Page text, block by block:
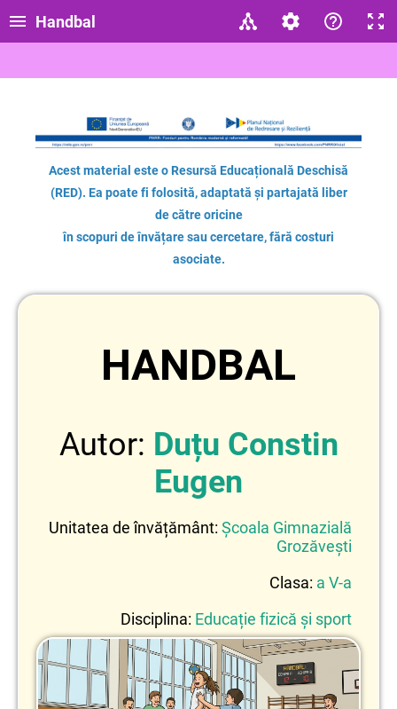
Handbal
Acest material este o Resursă Educațională Deschisă
(RED). Ea poate fi folosită, adaptată și partajată liber
de către oricine
în scopuri de învățare sau cercetare, fără costuri
asociate.
HANDBAL
Autor: Duțu Constin
Eugen
Unitatea de învățământ: Școala Gimnazială
Grozăvești
Clasa: a V-a
Disciplina: Educație fizică și sport